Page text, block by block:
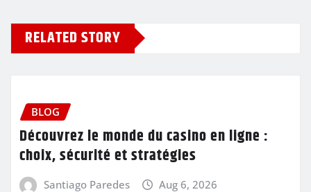
RELATED STORY
BLOG
Découvrez le monde du casino en ligne :
choix, sécurité et stratégies
Santiago Paredes Aug 6, 2026